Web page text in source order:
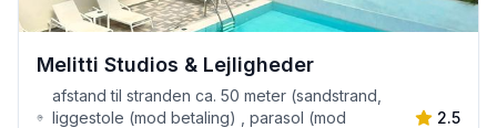
Melitti Studios & Lejligheder
afstand til stranden ca. 50 meter (sandstrand,
liggestole (mod betaling) , parasol (mod
2.5